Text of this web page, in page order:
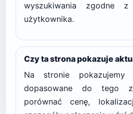
wyszukiwania zgodne
użytkownika.
Czy ta strona pokazuje
Na stronie pokazujemy
dopasowane do tego
porównać cenę,